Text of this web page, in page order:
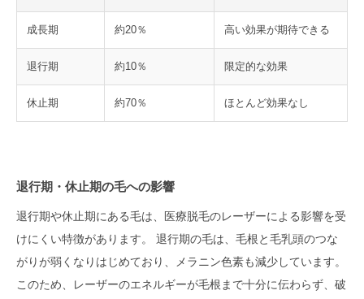
成長期 約20％ 高い効果が期待できる
退行期 約10％ 限定的な効果
休止期 約70％ ほとんど効果なし
退行期・休止期の毛への影響
退行期や休止期にある毛は、医療脱毛のレーザーによる影響を受
けにくい特徴があります。 退行期の毛は、毛根と毛乳頭のつな
がりが弱くなりはじめており、メラニン色素も減少しています。
このため、レーザーのエネルギーが毛根まで十分に伝わらず、破